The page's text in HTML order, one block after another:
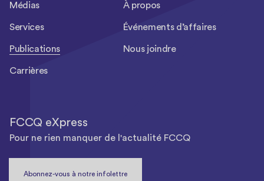
Médias À propos
Services Événements d’affaires
Publications Nous joindre
Carrières
FCCQ eXpress
Pour ne rien manquer de l'actualité FCCQ
Abonnez-vous à notre infolettre